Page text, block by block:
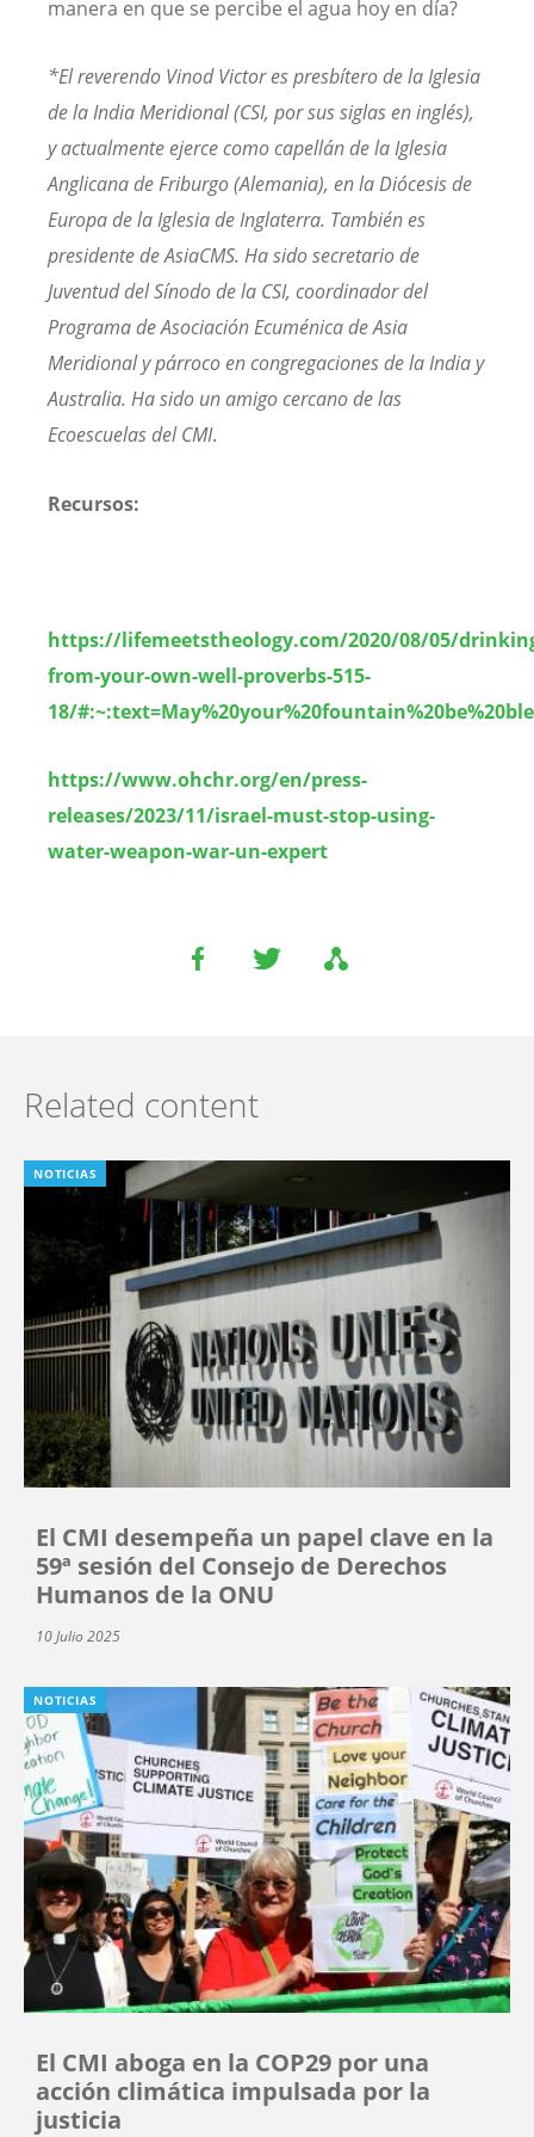
manera en que se percibe el agua hoy en día?
*El reverendo Vinod Victor es presbítero de la Iglesia
de la India Meridional (CSI, por sus siglas en inglés),
y actualmente ejerce como capellán de la Iglesia
Anglicana de Friburgo (Alemania), en la Diócesis de
Europa de la Iglesia de Inglaterra. También es
presidente de AsiaCMS. Ha sido secretario de
Juventud del Sínodo de la CSI, coordinador del
Programa de Asociación Ecuménica de Asia
Meridional y párroco en congregaciones de la India y
Australia. Ha sido un amigo cercano de las
Ecoescuelas del CMI.
Recursos:
https://lifemeetstheology.com/2020/08/05/
from-your-own-well-proverbs-515-
18/
https://www.ohchr.org/en/press-
releases/2023/11/israel-must-stop-using-
water-weapon-war-un-expert
Related content
NOTICIAS
El CMI desempeña un papel clave en la
59ª sesión del Consejo de Derechos
Humanos de la ONU
10 Julio 2025
NOTICIAS
El CMI aboga en la COP29 por una
acción climática impulsada por la
justicia